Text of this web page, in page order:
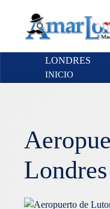
Skip to main content
LONDRES
INICIO